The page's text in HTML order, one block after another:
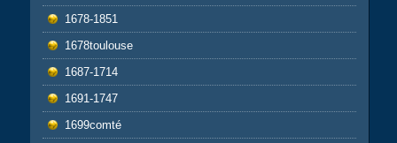
1678-1851
1678toulouse
1687-1714
1691-1747
1699comté